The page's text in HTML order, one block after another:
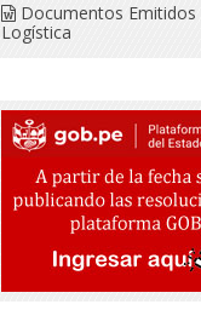
Documentos Emitidos
Logística